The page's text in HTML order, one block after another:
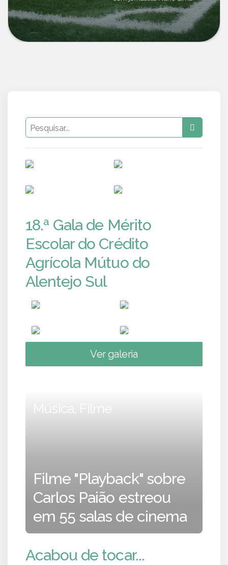
18.ª Gala de Mérito
Escolar do Crédito
Agrícola Mútuo do
Alentejo Sul
Ver galeria
Música, Filme
Filme "Playback" sobre
Carlos Paião estreou
em 55 salas de cinema
Acabou de tocar...